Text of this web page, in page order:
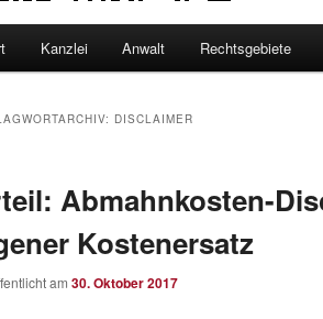
Kanzlei Anwalt Rechtsgebiete
DISCLAIMER
Abmahnkosten-
Kostenersatz
am 30. Oktober 2017